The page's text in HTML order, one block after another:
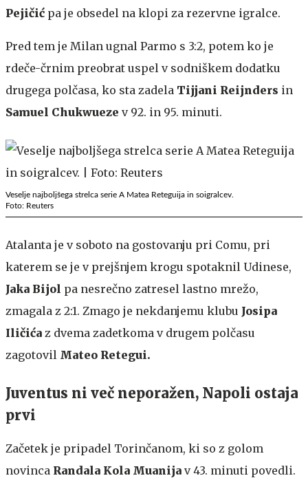
Pejičić pa je obsedel na klopi za rezervne igralce.
Pred tem je Milan ugnal Parmo s 3:2, potem ko je
rdeče-črnim preobrat uspel v sodniškem dodatku
drugega polčasa, ko sta zadela Tijjani Reijnders in
Samuel Chukwueze v 92. in 95. minuti.
Veselje najboljšega strelca serie A Matea Reteguija in soigralcev.
Foto: Reuters
Atalanta je v soboto na gostovanju pri Comu, pri
katerem se je v prejšnjem krogu spotaknil Udinese,
Jaka Bijol pa nesrečno zatresel lastno mrežo,
zmagala z 2:1. Zmago je nekdanjemu klubu Josipa
Iličića z dvema zadetkoma v drugem polčasu
zagotovil Mateo Retegui.
Juventus ni več neporažen, Napoli ostaja
prvi
Začetek je pripadel Torinčanom, ki so z golom
novinca Randala Kola Muanija v 43. minuti povedli.